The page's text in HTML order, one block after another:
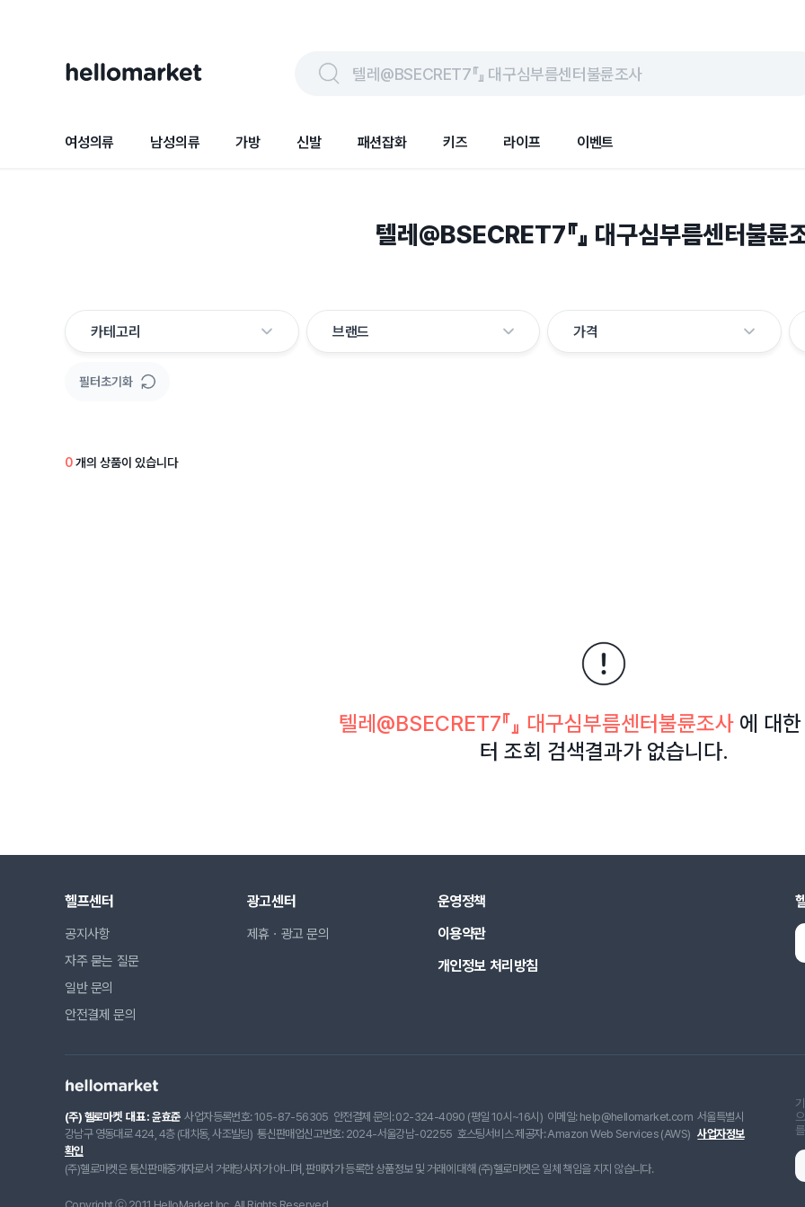
텔레@BSECRET7『』 대구심부름센터불륜조사
여성의류 남성의류 가방 신발 패션잡화 키즈 라이프 이벤트
텔레@BSECRET7『』 대구심부름센터불륜
카테고리 브랜드 가격
필터초기화
0개의 상품이 있습니다
텔레@BSECRET7『』 대구심부름센터불륜조사 에 대
터 조회 검색결과가 없습니다.
헬프센터
공지사항
자주 묻는 질문
일반 문의
안전결제 문의
광고센터
제휴ㆍ광고 문의
운영정책
이용약관
개인정보 처리방침
(주) 헬로마켓 대표 : 윤효준 사업자등록번호: 105-87-56305 안전결제 문의: 02-324-4090 (평일 10시~16시) 이메일: help@hellomarket.com 서울특별시
강남구 영동대로 424, 4층 (대치동, 사조빌딩) 통신판매업신고번호: 2024-서울강남-02255 호스팅서비스 제공자: Amazon Web Services (AWS) 사업자정보
확인
(주)헬로마켓은 통신판매중개자로서 거래당사자가 아니며, 판매자가 등록한 상품정보 및 거래에 대해 (주)헬로마켓은 일체 책임을 지지 않습니다.